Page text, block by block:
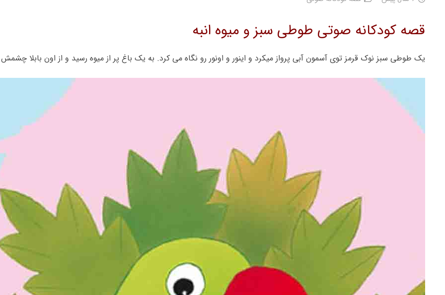
قصه کودکانه صوتی طوطی سبز و میوه انبه
یک طوطی سبز نوک قرمز توی آسمون آبی پرواز میکرد و اینور و اونور رو نگاه می کرد. به یک باغ پر از میوه رسید و از اون بابلا